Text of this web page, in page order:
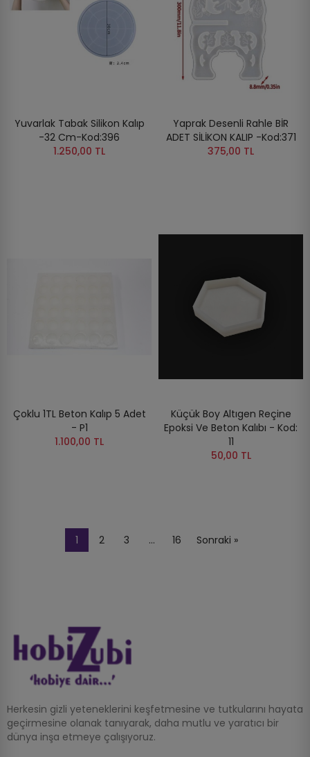
Yuvarlak Tabak Silikon Kalıp
-32 Cm-Kod:396
1.250,00 TL
Yaprak Desenli Rahle BİR
ADET SİLİKON KALIP -Kod:371
375,00 TL
Çoklu 1TL Beton Kalıp 5 Adet
- P1
1.100,00 TL
Küçük Boy Altıgen Reçine
Epoksi Ve Beton Kalıbı - Kod:
11
50,00 TL
1 2 3 … 16 Sonraki »
Herkesin gizli yeteneklerini keşfetmesine ve tutkularını hayata
geçirmesine olanak tanıyarak, daha mutlu ve yaratıcı bir
dünya inşa etmeye çalışıyoruz.